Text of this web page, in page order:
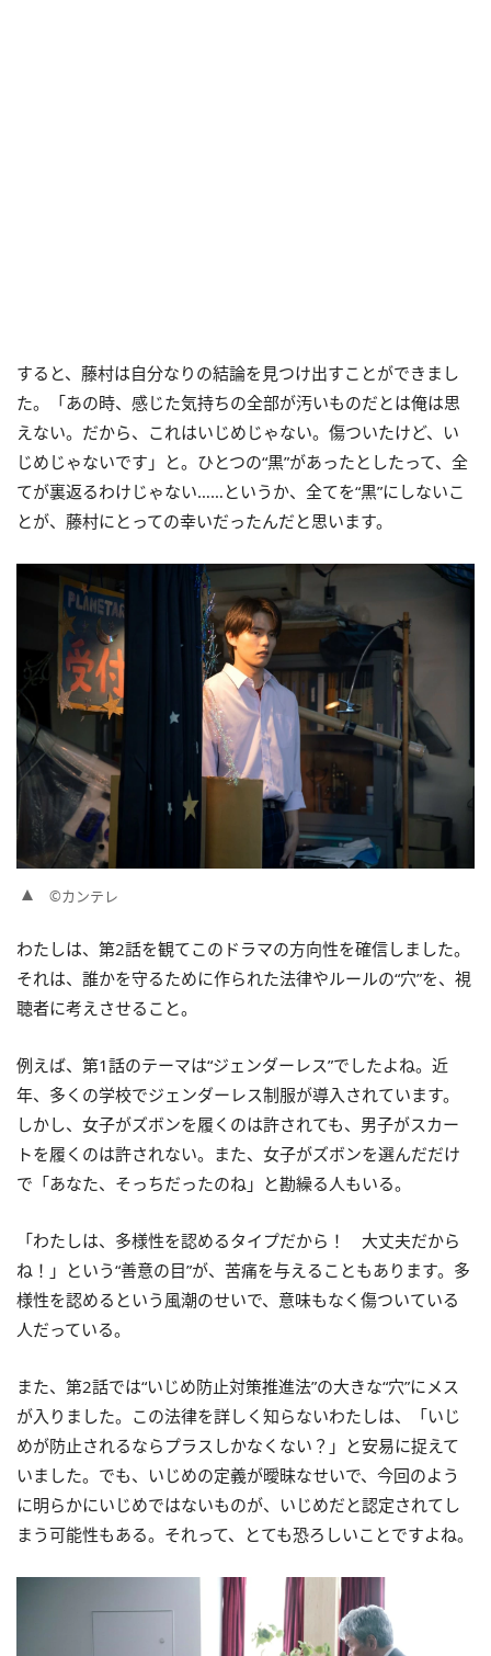
すると、藤村は自分なりの結論を見つけ出すことができまし
た。「あの時、感じた気持ちの全部が汚いものだとは俺は思
えない。だから、これはいじめじゃない。傷ついたけど、い
じめじゃないです」と。ひとつの“黒”があったとしたって、全
てが裏返るわけじゃない……というか、全てを“黒”にしないこ
とが、藤村にとっての幸いだったんだと思います。
©カンテレ
わたしは、第2話を観てこのドラマの方向性を確信しました。
それは、誰かを守るために作られた法律やルールの“穴”を、視
聴者に考えさせること。
例えば、第1話のテーマは“ジェンダーレス”でしたよね。近
年、多くの学校でジェンダーレス制服が導入されています。
しかし、女子がズボンを履くのは許されても、男子がスカー
トを履くのは許されない。また、女子がズボンを選んだだけ
で「あなた、そっちだったのね」と勘繰る人もいる。
「わたしは、多様性を認めるタイプだから！ 大丈夫だから
ね！」という“善意の目”が、苦痛を与えることもあります。多
様性を認めるという風潮のせいで、意味もなく傷ついている
人だっている。
また、第2話では“いじめ防止対策推進法”の大きな“穴”にメス
が入りました。この法律を詳しく知らないわたしは、「いじ
めが防止されるならプラスしかなくない？」と安易に捉えて
いました。でも、いじめの定義が曖昧なせいで、今回のよう
に明らかにいじめではないものが、いじめだと認定されてし
まう可能性もある。それって、とても恐ろしいことですよね。